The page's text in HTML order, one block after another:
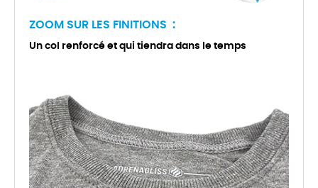
ZOOM SUR LES FINITIONS :
Un col renforcé et qui tiendra dans le temps